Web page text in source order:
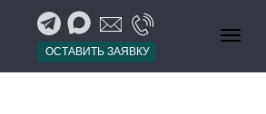
ОСТАВИТЬ ЗАЯВКУ